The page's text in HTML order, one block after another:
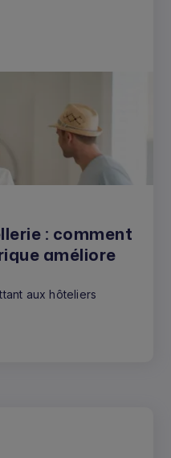
: comment
améliore
aux hôteliers